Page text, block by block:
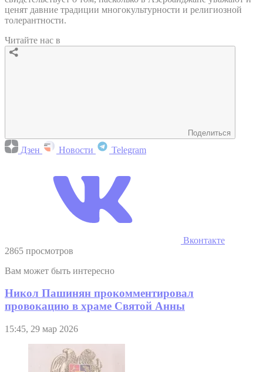
ценят давние традиции многокультурности и религиозной
толерантности.
Читайте нас в
Поделиться
Дзен Новости Telegram
Вконтакте
2865 просмотров
Вам может быть интересно
Никол Пашинян прокомментировал
провокацию в храме Святой Анны
15:45, 29 мар 2026